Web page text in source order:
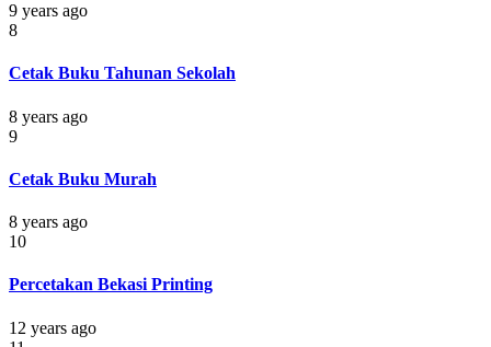
9 years ago
8
Cetak Buku Tahunan Sekolah
8 years ago
9
Cetak Buku Murah
8 years ago
10
Percetakan Bekasi Printing
12 years ago